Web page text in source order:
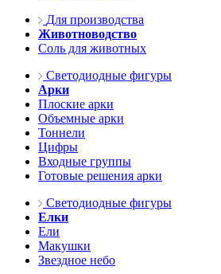
Для производства
Животноводство
Соль для животных
Светодиодные фигуры
Арки
Плоские арки
Объемные арки
Тоннели
Цифры
Входные группы
Готовые решения арки
Светодиодные фигуры
Елки
Ели
Макушки
Звездное небо